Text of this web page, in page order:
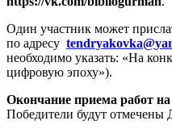
Один участник может
по адресу tendryakovka@
необходимо указать: «На
цифровую эпоху»).
Окончание приема работ
Победители будут